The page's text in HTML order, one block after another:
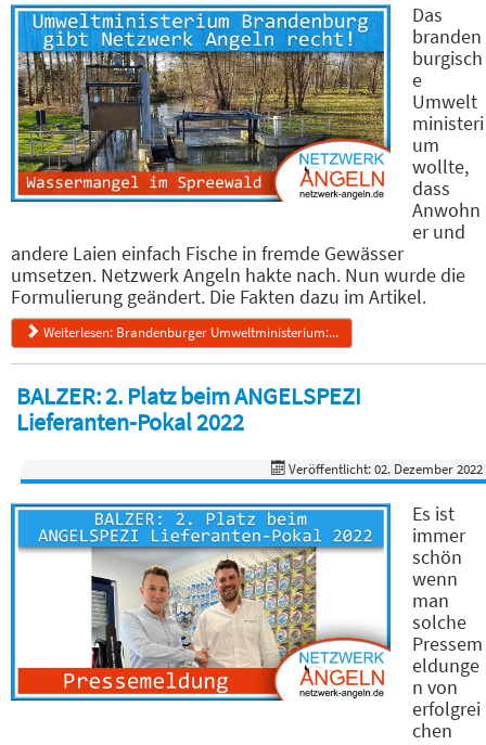
Das
branden
burgisch
e
Umwelt
ministeri
um
wollte,
dass
Anwohn
er und
andere Laien einfach Fische in fremde Gewässer
umsetzen. Netzwerk Angeln hakte nach. Nun wurde die
Formulierung geändert. Die Fakten dazu im Artikel.
Weiterlesen: Brandenburger Umweltministerium:...
BALZER: 2. Platz beim ANGELSPEZI
Lieferanten-Pokal 2022
Veröffentlicht: 02. Dezember 2022
Es ist
immer
schön
wenn
man
solche
Pressem
eldunge
n von
erfolgrei
chen